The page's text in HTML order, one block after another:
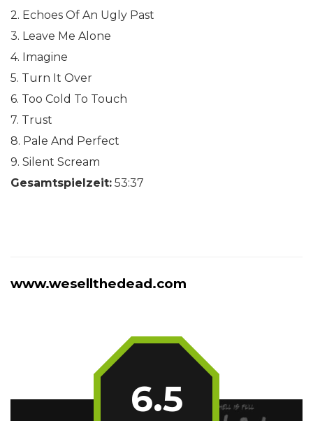
2. Echoes Of An Ugly Past
3. Leave Me Alone
4. Imagine
5. Turn It Over
6. Too Cold To Touch
7. Trust
8. Pale And Perfect
9. Silent Scream
Gesamtspielzeit: 53:37
www.wesellthedead.com
6.5